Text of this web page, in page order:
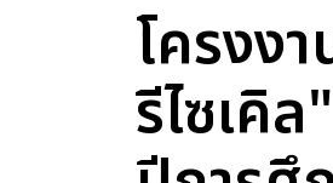
โครงง
รีไซเคิ